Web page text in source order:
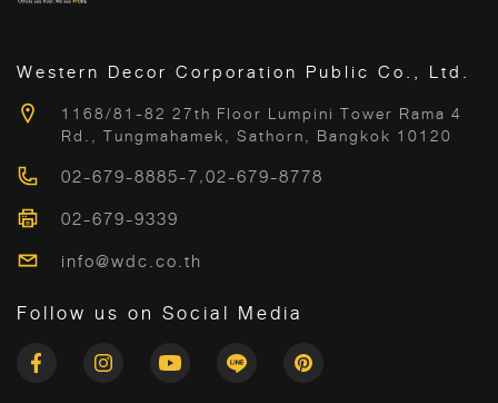
Western Decor Corporation Public Co., Ltd.
1168/81-82 27th Floor Lumpini Tower Rama 4
Rd., Tungmahamek, Sathorn, Bangkok 10120
02-679-8885-7,02-679-8778
02-679-9339
info@wdc.co.th
Follow us on Social Media